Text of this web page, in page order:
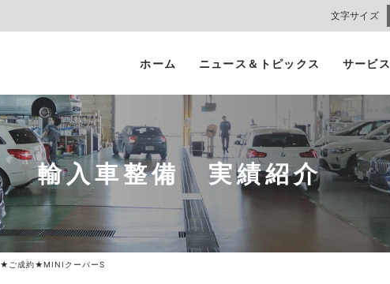
文字サイズ
ホーム ニュース＆トピックス サービス
輸入車整備 実績紹介
★ご成約★MINIクーパーS